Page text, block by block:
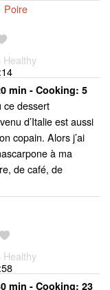
Poire
Healthy
min - Cooking: 5
ce dessert
d’Italie est aussi
copain. Alors j’ai
à ma
de café, de
Healthy
min - Cooking: 23